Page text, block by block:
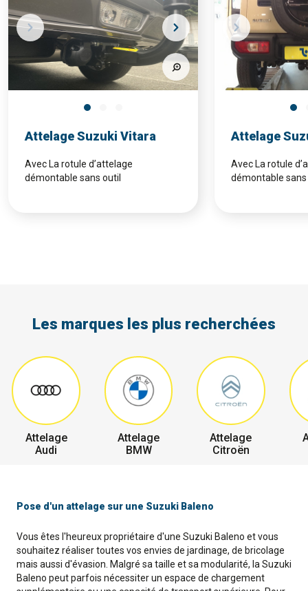
Attelage Suzuki Vitara
Avec La rotule d’attelage
démontable sans outil
Attelage
Avec La rotule
démontable
Les marques les plus recherchées
Attelage
Audi
Attelage
BMW
Attelage
Citroën
Pose d'un attelage sur une Suzuki Baleno
Vous êtes l'heureux propriétaire d'une Suzuki Baleno et vous
souhaitez réaliser toutes vos envies de jardinage, de bricolage
mais aussi d'évasion. Malgré sa taille et sa modularité, la Suzuki
Baleno peut parfois nécessiter un espace de chargement